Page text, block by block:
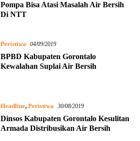
Pompa Bisa Atasi Masalah Air Bersih
Di NTT
Peristiwa 04/09/2019
BPBD Kabupaten Gorontalo
Kewalahan Suplai Air Bersih
Headline, Peristiwa 30/08/2019
Dinsos Kabupaten Gorontalo Kesulitan
Armada Distribusikan Air Bersih